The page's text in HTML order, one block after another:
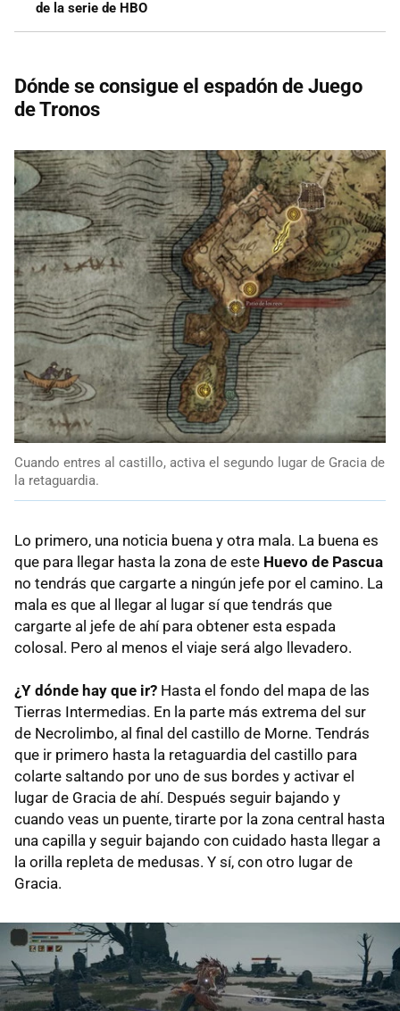
de la serie de HBO
Dónde se consigue el espadón de Juego
de Tronos
Cuando entres al castillo, activa el segundo lugar de Gracia de
la retaguardia.
Lo primero, una noticia buena y otra mala. La buena es
que para llegar hasta la zona de este Huevo de Pascua
no tendrás que cargarte a ningún jefe por el camino. La
mala es que al llegar al lugar sí que tendrás que
cargarte al jefe de ahí para obtener esta espada
colosal. Pero al menos el viaje será algo llevadero.
¿Y dónde hay que ir? Hasta el fondo del mapa de las
Tierras Intermedias. En la parte más extrema del sur
de Necrolimbo, al final del castillo de Morne. Tendrás
que ir primero hasta la retaguardia del castillo para
colarte saltando por uno de sus bordes y activar el
lugar de Gracia de ahí. Después seguir bajando y
cuando veas un puente, tirarte por la zona central hasta
una capilla y seguir bajando con cuidado hasta llegar a
la orilla repleta de medusas. Y sí, con otro lugar de
Gracia.